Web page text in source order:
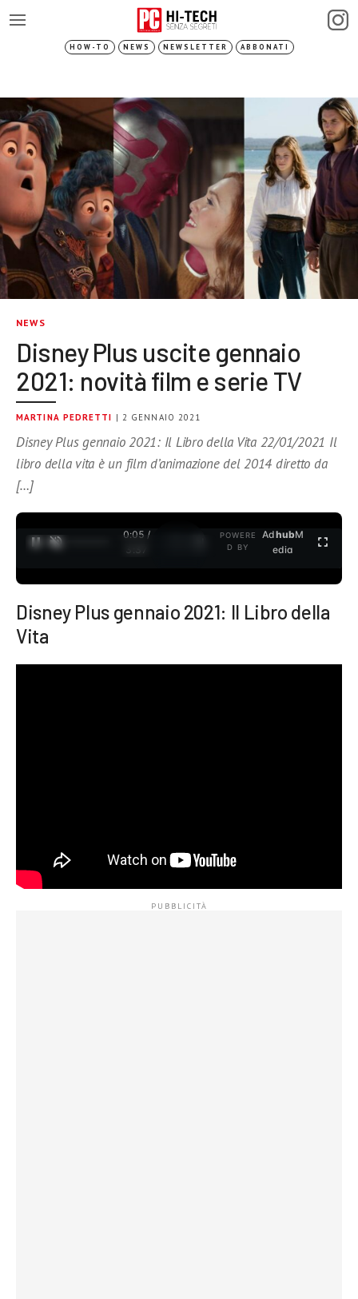
HOW-TO NEWS NEWSLETTER ABBONATI
NEWS
Disney Plus uscite gennaio
2021: novità film e serie TV
MARTINA PEDRETTI | 2 GENNAIO 2021
Disney Plus gennaio 2021: Il Libro della Vita 22/01/2021 Il
libro della vita è un film d’animazione del 2014 diretto da
[…]
0:05 /
3:37
POWERE
D BY
AdhubM
edia
Disney Plus gennaio 2021: Il Libro della
Vita